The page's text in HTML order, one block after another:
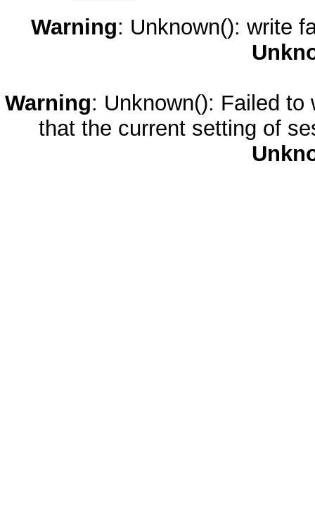
Warning: Unknown(): write
Warning: Unknown(): Failed
that the current setting of